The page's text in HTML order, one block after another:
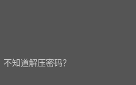
知道解压密码？